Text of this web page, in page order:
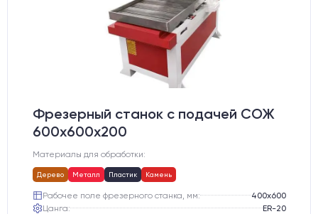
Фрезерный станок с подачей СОЖ
600х600х200
Материалы для обработки:
Дерево Металл Пластик Камень
Рабочее поле фрезерного станка, мм:
400х600
Цанга:
ER-20